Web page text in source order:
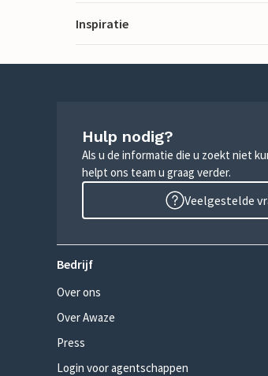
Inspiratie
Hulp nodig?
Als u de informatie die u zoekt niet
helpt ons team u graag verder.
Veelgestelde
Bedrijf
Over ons
Over Awaze
Press
Login voor agentschappen